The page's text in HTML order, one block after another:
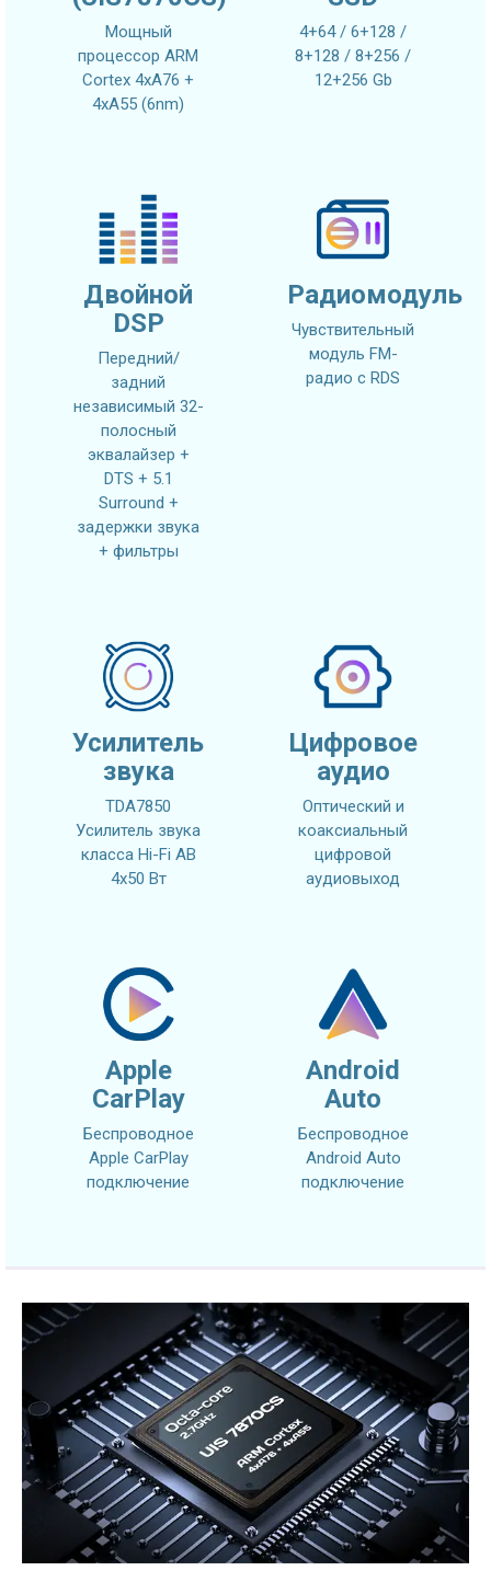
Мощный
процессор ARM
Cortex 4xA76 +
4xA55 (6nm)
4+64 / 6+128 /
8+128 / 8+256 /
12+256 Gb
Двойной
DSP
Передний/
задний
независимый 32-
полосный
эквалайзер +
DTS + 5.1
Surround +
задержки звука
+ фильтры
Радиомодуль
Чувствительный
модуль FM-
радио с RDS
Усилитель
звука
TDA7850
Усилитель звука
класса Hi-Fi AB
4x50 Вт
Цифровое
аудио
Оптический и
коаксиальный
цифровой
аудиовыход
Apple
CarPlay
Беспроводное
Apple CarPlay
подключение
Android
Auto
Беспроводное
Android Auto
подключение